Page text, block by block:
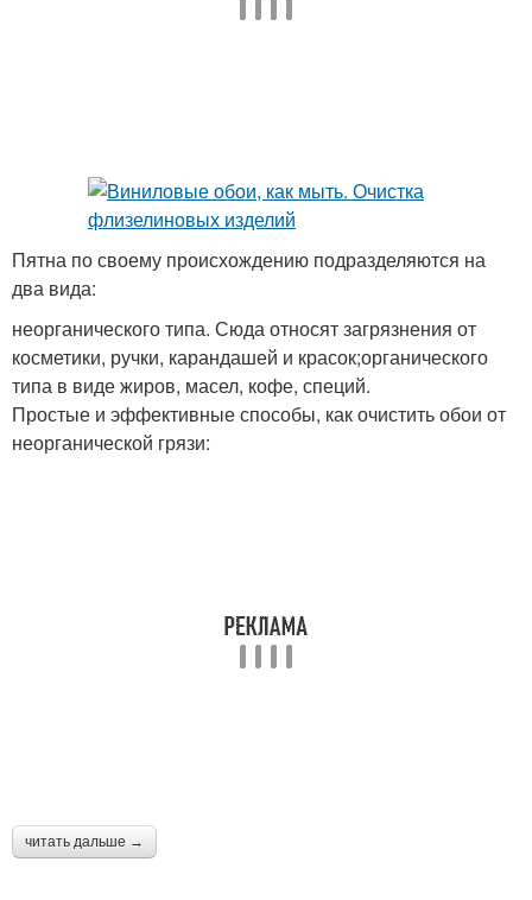
Пятна по своему происхождению подразделяются на
два вида:
неорганического типа. Сюда относят загрязнения от
косметики, ручки, карандашей и красок;органического
типа в виде жиров, масел, кофе, специй.
Простые и эффективные способы, как очистить обои от
неорганической грязи:
читать дальше →